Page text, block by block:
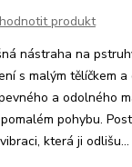
produkt
nástraha na
s malým tělíčkem
a odolného
pohybu.
která ji odlišu...